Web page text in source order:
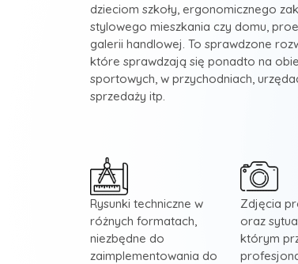
dzieciom szkoły, ergonomicznego
stylowego mieszkania czy domu,
galerii handlowej. To sprawdzone
które sprawdzają się ponadto na
sportowych, w przychodniach,
sprzedaży itp.
Rysunki techniczne w
różnych formatach,
niezbędne do
zaimplementowania do
Zdjęcia
oraz
którym